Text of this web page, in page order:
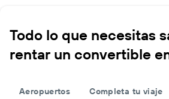
Todo lo que necesitas
rentar un convertible
Aeropuertos Completa tu viaje